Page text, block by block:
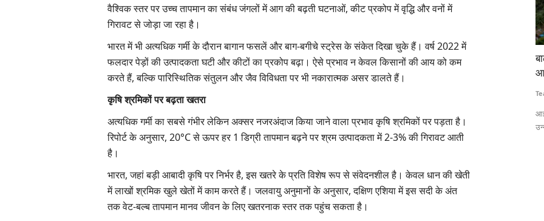
वैश्विक स्तर पर उच्च तापमान का संबंध जंगलों में आग की बढ़ती घटनाओं, कीट प्रकोप में वृद्धि और वनों में
गिरावट से जोड़ा जा रहा है।
भारत में भी अत्यधिक गर्मी के दौरान बागान फसलें और बाग-बगीचे स्ट्रेस के संकेत दिखा चुके हैं। वर्ष 2022 में
फलदार पेड़ों की उत्पादकता घटी और कीटों का प्रकोप बढ़ा। ऐसे प्रभाव न केवल किसानों की आय को कम
करते हैं, बल्कि पारिस्थितिक संतुलन और जैव विविधता पर भी नकारात्मक असर डालते हैं।
कृषि श्रमिकों पर बढ़ता खतरा
अत्यधिक गर्मी का सबसे गंभीर लेकिन अक्सर नजरअंदाज किया जाने वाला प्रभाव कृषि श्रमिकों पर पड़ता है।
रिपोर्ट के अनुसार, 20°C से ऊपर हर 1 डिग्री तापमान बढ़ने पर श्रम उत्पादकता में 2-3% की गिरावट आती
है।
भारत, जहां बड़ी आबादी कृषि पर निर्भर है, इस खतरे के प्रति विशेष रूप से संवेदनशील है। केवल धान की खेती
में लाखों श्रमिक खुले खेतों में काम करते हैं। जलवायु अनुमानों के अनुसार, दक्षिण एशिया में इस सदी के अंत
तक वेट-बल्ब तापमान मानव जीवन के लिए खतरनाक स्तर तक पहुंच सकता है।
जंतर मंतर से संसद तक युवाओं का प्रदर्शन: पुलिस लाठीचार्ज-
आंसू गैस से तनाव, संसद में भी गूंजा मामला
Ajeet Singh Jul 20, 2026
पेपर लीक, शिक्षा व्यवस्था में भ्रष्टाचार और रोजगार जैसे मुद्दों को लेकर हजारों
युवा...
बाढ़ की गहराई और जलभराव का सटीक अनुमान लगाएगी
आईआईटी बॉम्बे की एआई आधारित प्रणाली
आईआईटी बॉम्बे के शोधकर्ताओं ने एआई और सैटेलाइट रडार डेटा पर आधारित एक
उन्नत बाढ़...